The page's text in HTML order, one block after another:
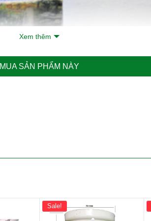
Xem thêm
MUA SẢN PHẨM NÀY
Sale!